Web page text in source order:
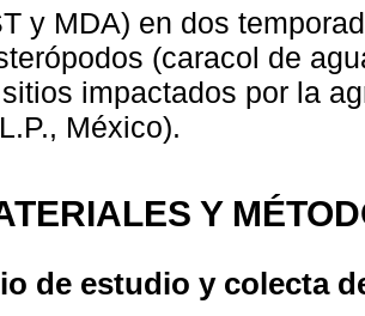
y MDA) en dos
(caracol de
impactados por la
México).
Y
de estudio y colecta